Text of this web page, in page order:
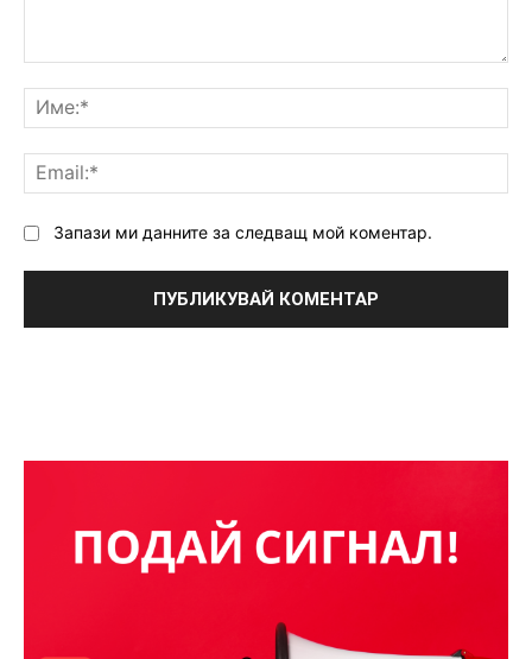
Запази ми данните за следващ мой коментар.